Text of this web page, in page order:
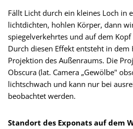
Fällt Licht durch ein kleines Loch in
lichtdichten, hohlen Körper, dann
spiegelverkehrtes und auf dem
Durch diesen Effekt entsteht in
Projektion des Außenraums. Die
Obscura (lat. Camera „Gewölbe"
lichtschwach und kann nur bei
beobachtet werden.
Standort des Exponats auf dem